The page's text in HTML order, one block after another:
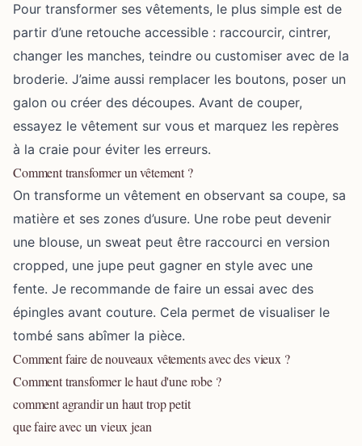
Pour transformer ses vêtements, le plus simple est de
partir d’une retouche accessible : raccourcir, cintrer,
changer les manches, teindre ou customiser avec de la
broderie. J’aime aussi remplacer les boutons, poser un
galon ou créer des découpes. Avant de couper,
essayez le vêtement sur vous et marquez les repères
à la craie pour éviter les erreurs.
Comment transformer un vêtement ?
On transforme un vêtement en observant sa coupe, sa
matière et ses zones d’usure. Une robe peut devenir
une blouse, un sweat peut être raccourci en version
cropped, une jupe peut gagner en style avec une
fente. Je recommande de faire un essai avec des
épingles avant couture. Cela permet de visualiser le
tombé sans abîmer la pièce.
Comment faire de nouveaux vêtements avec des vieux ?
Comment transformer le haut d'une robe ?
comment agrandir un haut trop petit
que faire avec un vieux jean